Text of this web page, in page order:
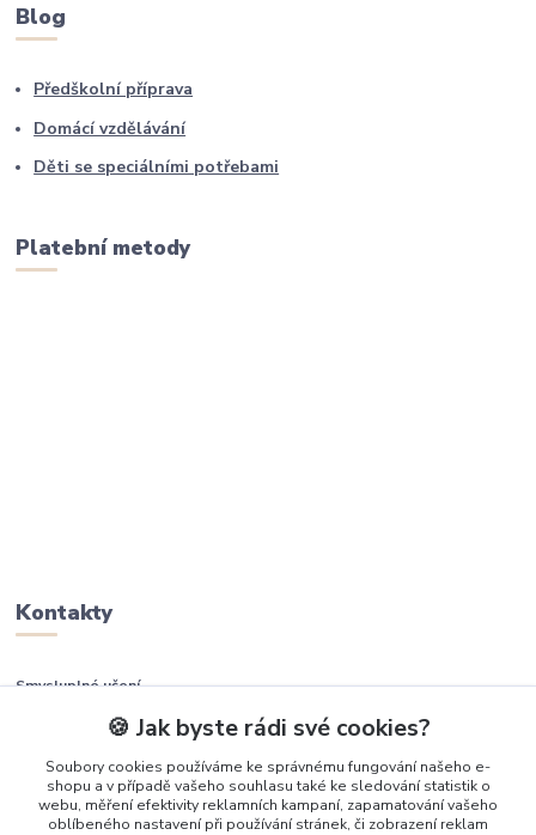
Blog
Předškolní příprava
Domácí vzdělávání
Děti se speciálními potřebami
Platební metody
Kontakty
Smysluplné učení
+420 737 937 936
info@smysluplneuceni.cz
🍪 Jak byste rádi své cookies?
Soubory cookies používáme ke správnému fungování našeho e-
shopu a v případě vašeho souhlasu také ke sledování statistik o
webu, měření efektivity reklamních kampaní, zapamatování vašeho
oblíbeného nastavení při používání stránek, či zobrazení reklam